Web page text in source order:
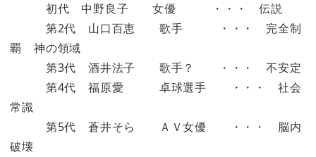
初代 中野良子 女優 ・・・ 伝説
第2代 山口百恵 歌手 ・・・ 完全制
覇 神の領域
第3代 酒井法子 歌手？ ・・・ 不安定
第4代 福原愛 卓球選手 ・・・ 社会
常識
第5代 蒼井そら ＡＶ女優 ・・・ 脳内
破壊